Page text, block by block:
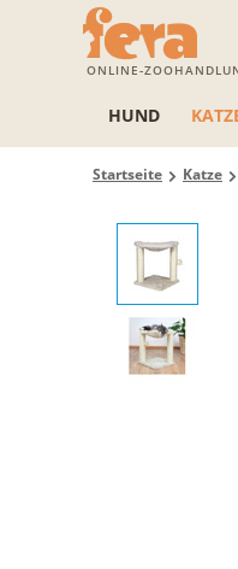
ONLINE-
HUND
Startseite Katze